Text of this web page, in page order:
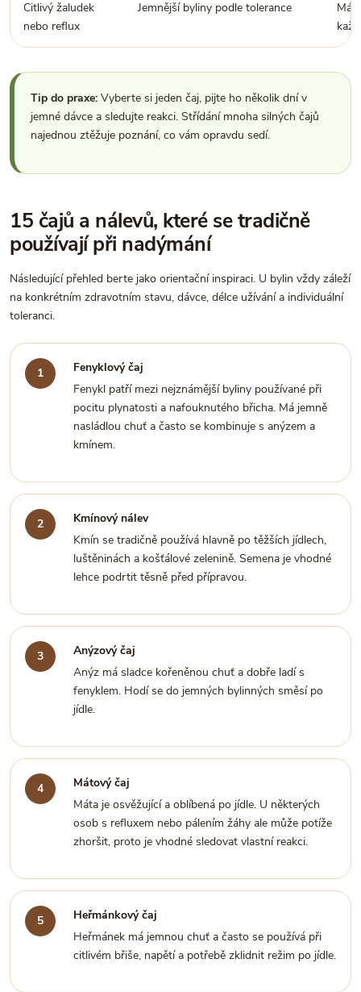
Citlivý žaludek
nebo reflux
Jemnější byliny podle tolerance
Tip do praxe: Vyberte si jeden čaj, pijte ho několik dní v
jemné dávce a sledujte reakci. Střídání mnoha silných čajů
najednou ztěžuje poznání, co vám opravdu sedí.
15 čajů a nálevů, které se tradičně
používají při nadýmání
Následující přehled berte jako orientační inspiraci. U bylin vždy záleží
na konkrétním zdravotním stavu, dávce, délce užívání a individuální
toleranci.
Fenyklový čaj
Fenykl patří mezi nejznámější byliny používané při
pocitu plynatosti a nafouknutého břicha. Má jemně
nasládlou chuť a často se kombinuje s anýzem a
kmínem.
Kmínový nálev
Kmín se tradičně používá hlavně po těžších jídlech,
luštěninách a košťálové zelenině. Semena je vhodné
lehce podrtit těsně před přípravou.
Anýzový čaj
Anýz má sladce kořeněnou chuť a dobře ladí s
fenyklem. Hodí se do jemných bylinných směsí po
jídle.
Mátový čaj
Máta je osvěžující a oblíbená po jídle. U některých
osob s refluxem nebo pálením žáhy ale může potíže
zhoršit, proto je vhodné sledovat vlastní reakci.
Heřmánkový čaj
Heřmánek má jemnou chuť a často se používá při
citlivém břiše, napětí a potřebě zklidnit režim po jídle.